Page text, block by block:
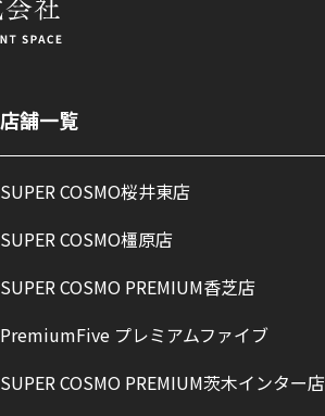
店舗一覧
SUPER COSMO桜井東店
SUPER COSMO橿原店
SUPER COSMO PREMIUM香芝店
PremiumFive プレミアムファイブ
SUPER COSMO PREMIUM茨木インター店